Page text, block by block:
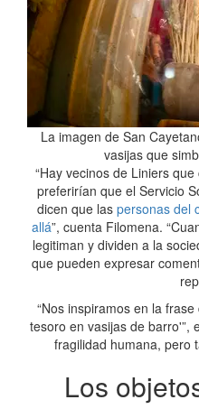
La imagen de San
vasijas que
“Hay vecinos de Liniers
preferirían que el Servicio
dicen que las personas del
allá”, cuenta Filomena.
legitiman y dividen a la
que pueden expresar
“Nos inspiramos en la
tesoro en vasijas de barro'”,
fragilidad humana, pero
Los